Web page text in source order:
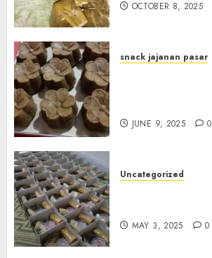
OCTOBER 8, 2025
snack jajanan pasar
JUNE 9, 2025 0
Uncategorized
MAY 3, 2025 0